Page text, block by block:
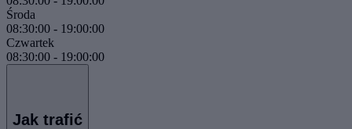
Środa
08:30:00 - 19:00:00
Czwartek
08:30:00 - 19:00:00
Jak trafić